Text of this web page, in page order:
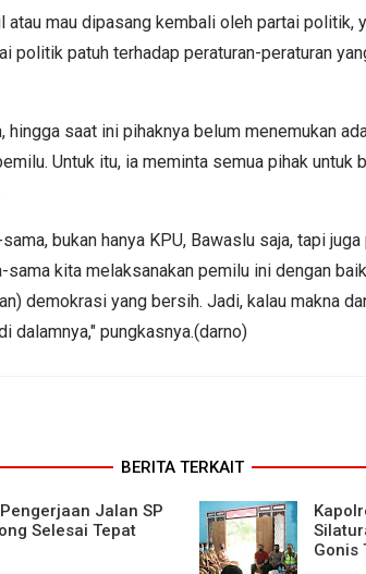
atau mau dipasang kembali oleh partai politik,
politik patuh terhadap peraturan-peraturan
hingga saat ini pihaknya belum menemukan
Untuk itu, ia meminta semua pihak untuk
bukan hanya KPU, Bawaslu saja, tapi
kita melaksanakan pemilu ini dengan
demokrasi yang bersih. Jadi, kalau makna
dalamnya," pungkasnya.(darno)
BERITA TERKAIT
Jalan SP
Selesai Tepat
Gonis